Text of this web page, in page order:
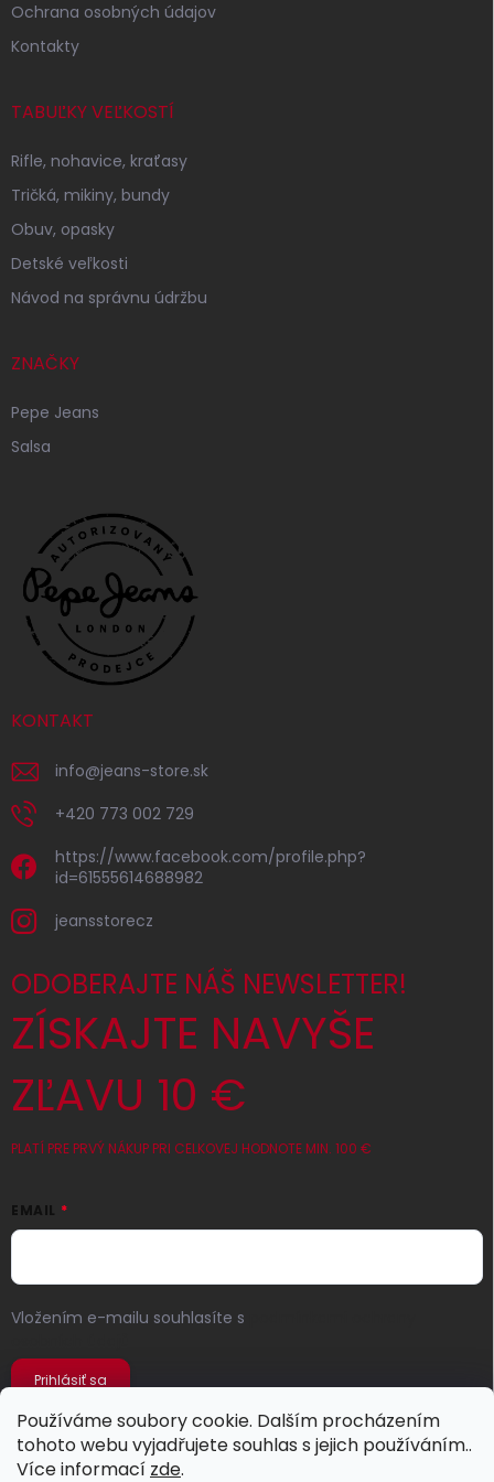
Používáme soubory cookie. Dalším procházením
tohoto webu vyjadřujete souhlas s jejich používáním..
Více informací zde.
Ochrana osobných údajov
Kontakty
TABUĽKY VEĽKOSTÍ
Rifle, nohavice, kraťasy
Tričká, mikiny, bundy
Obuv, opasky
Detské veľkosti
Návod na správnu údržbu
ZNAČKY
Pepe Jeans
Salsa
KONTAKT
info@jeans-store.sk
+420 773 002 729
https://www.facebook.com/profile.php?
id=61555614688982
jeansstorecz
ODOBERAJTE NÁŠ NEWSLETTER!
ZÍSKAJTE NAVYŠE
ZĽAVU 10 €
PLATÍ PRE PRVÝ NÁKUP PRI CELKOVEJ HODNOTE MIN. 100 €
EMAIL
Vložením e-mailu souhlasíte s
Prihlásiť sa